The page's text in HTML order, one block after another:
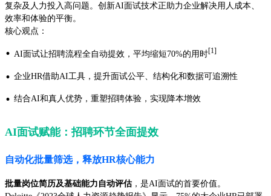
复杂及人力投入高问题。创新AI面试技术正助力企业解决用人成本、
效率和体验的平衡。
核心观点：
· AI面试让招聘流程全自动提效，平均缩短70%的用时 [1]
· 企业HR借助AI工具，提升面试公平、结构化和数据可追溯性
· 结合AI和真人优势，重塑招聘体验，实现降本增效
AI面试赋能：招聘环节全面提效
自动化批量筛选，释放HR核心能力
批量岗位简历及基础能力自动评估，是AI面试的首要价值。